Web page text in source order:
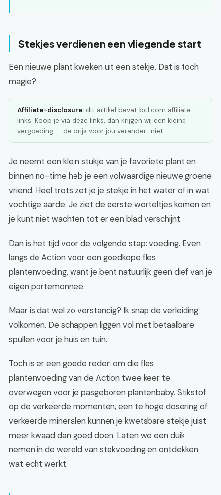
Stekjes verdienen een vliegende start
Een nieuwe plant kweken uit een stekje. Dat is toch
magie?
Affiliate-disclosure: dit artikel bevat bol.com affiliate-
links. Koop je via deze links, dan krijgen wij een kleine
vergoeding — de prijs voor jou verandert niet.
Je neemt een klein stukje van je favoriete plant en
binnen no-time heb je een volwaardige nieuwe groene
vriend. Heel trots zet je je stekje in het water of in wat
vochtige aarde. Je ziet de eerste worteltjes komen en
je kunt niet wachten tot er een blad verschijnt.
Dan is het tijd voor de volgende stap: voeding. Even
langs de Action voor een goedkope fles
plantenvoeding, want je bent natuurlijk geen dief van je
eigen portemonnee.
Maar is dat wel zo verstandig? Ik snap de verleiding
volkomen. De schappen liggen vol met betaalbare
spullen voor je huis en tuin.
Toch is er een goede reden om die fles
plantenvoeding van de Action twee keer te
overwegen voor je pasgeboren plantenbaby. Stikstof
op de verkeerde momenten, een te hoge dosering of
verkeerde mineralen kunnen je kwetsbare stekje juist
meer kwaad dan goed doen. Laten we een duik
nemen in de wereld van stekvoeding en ontdekken
wat echt werkt.